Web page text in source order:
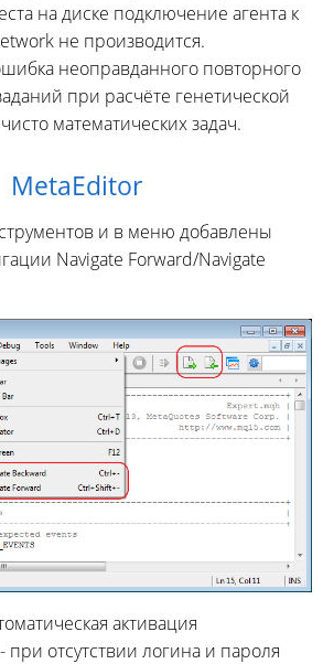
на диске подключение агента к
не производится.
неоправданного повторного
при расчёте генетической
математических задач.
MetaEditor
и в меню добавлены
Navigate Forward/Navigate
активация
при отсутствии логина и пароля